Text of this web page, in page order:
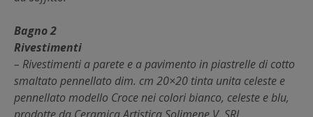
Bagno 2
Rivestimenti
– Rivestimenti a parete e a pavimento in piastrelle di cotto
smaltato pennellato dim. cm 20×20 tinta unita celeste e
pennellato modello Croce nei colori bianco, celeste e blu,